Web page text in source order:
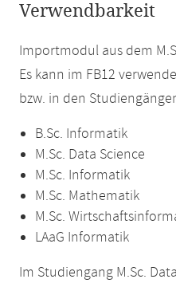
Verwendbarkeit
Importmodul aus dem
Es kann im FB12
bzw. in den
B.Sc. Informatik
M.Sc. Data Science
M.Sc. Informatik
M.Sc. Mathematik
M.Sc.
LAaG Informatik
Im Studiengang M.Sc.